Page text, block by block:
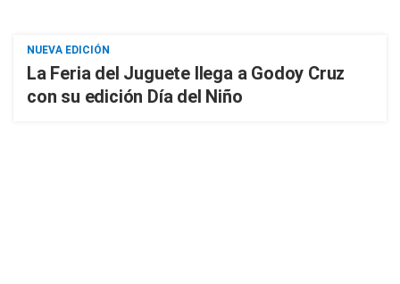
NUEVA EDICIÓN
La Feria del Juguete llega a Godoy Cruz
con su edición Día del Niño